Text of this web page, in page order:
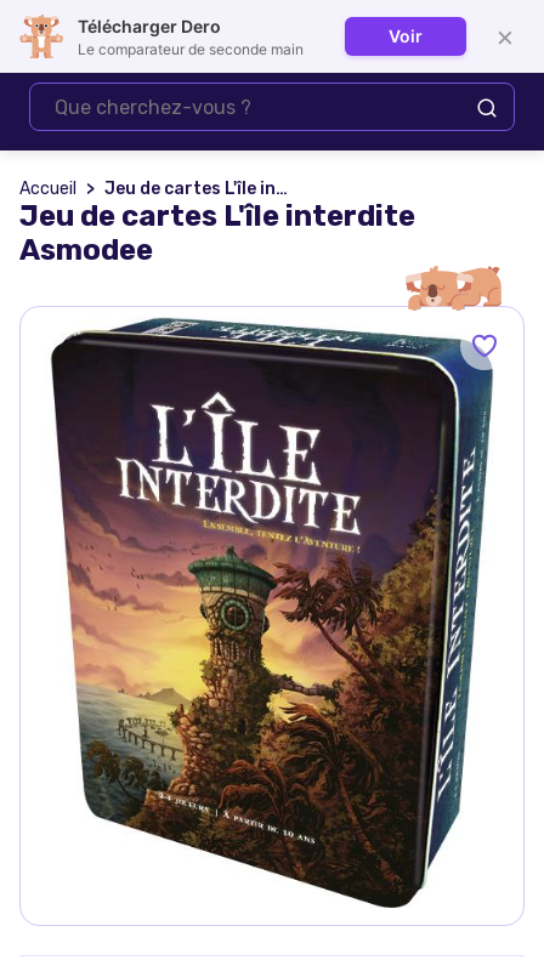
Se connecter
Accueil Jeu de cartes L'île interdite Asmodee
Jeu de cartes L'île interdite
Asmodee
Télécharger Dero
Le comparateur de seconde main
Voir ×